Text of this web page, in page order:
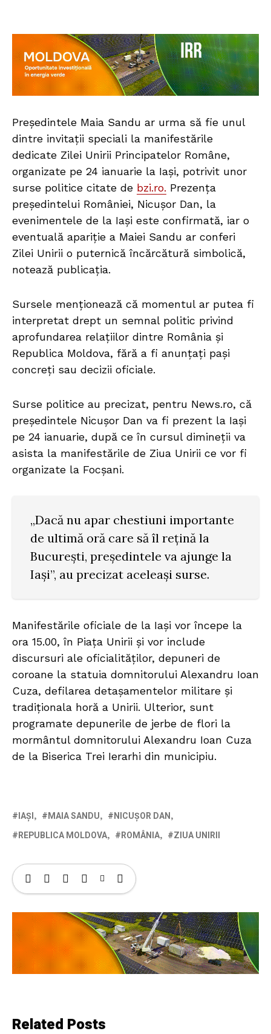
Președintele Maia Sandu ar urma să fie unul
dintre invitații speciali la manifestările
dedicate Zilei Unirii Principatelor Române,
organizate pe 24 ianuarie la Iași, potrivit unor
surse politice citate de bzi.ro. Prezența
președintelui României, Nicușor Dan, la
evenimentele de la Iași este confirmată, iar o
eventuală apariție a Maiei Sandu ar conferi
Zilei Unirii o puternică încărcătură simbolică,
notează publicația.
Sursele menționează că momentul ar putea fi
interpretat drept un semnal politic privind
aprofundarea relațiilor dintre România și
Republica Moldova, fără a fi anunțați pași
concreți sau decizii oficiale.
Surse politice au precizat, pentru News.ro, că
preşedintele Nicuşor Dan va fi prezent la Iaşi
pe 24 ianuarie, după ce în cursul dimineţii va
asista la manifestările de Ziua Unirii ce vor fi
organizate la Focşani.
„Dacă nu apar chestiuni importante
de ultimă oră care să îl reţină la
Bucureşti, preşedintele va ajunge la
Iaşi”, au precizat aceleaşi surse.
Manifestările oficiale de la Iaşi vor începe la
ora 15.00, în Piaţa Unirii şi vor include
discursuri ale oficialităţilor, depuneri de
coroane la statuia domnitorului Alexandru Ioan
Cuza, defilarea detaşamentelor militare şi
tradiţionala horă a Unirii. Ulterior, sunt
programate depunerile de jerbe de flori la
mormântul domnitorului Alexandru Ioan Cuza
de la Biserica Trei Ierarhi din municipiu.
IAȘI MAIA SANDU
NICUȘOR DAN
REPUBLICA MOLDOVA
ROMÂNIA ZIUA UNIRII
Related Posts